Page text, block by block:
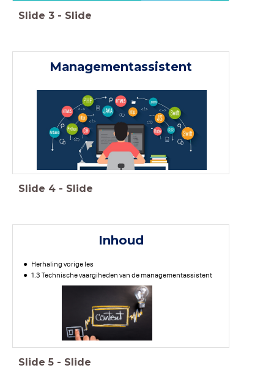
Slide 3 - Slide
Managementassistent
Slide 4 - Slide
Inhoud
Herhaling vorige les
1.3 Technische vaargiheden van de managementassistent
Slide 5 - Slide